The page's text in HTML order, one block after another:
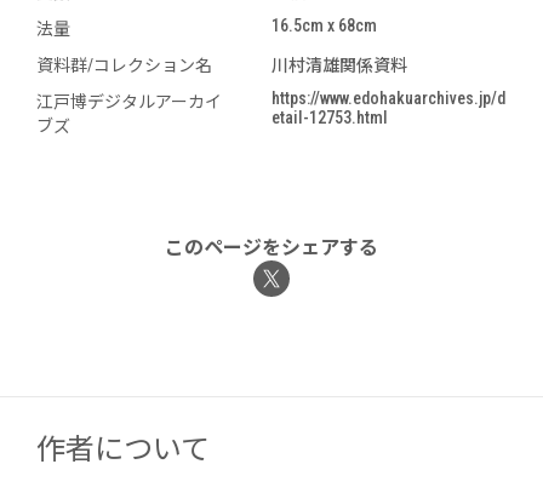
法量
16.5cm x 68cm
資料群/コレクション名
川村清雄関係資料
江戸博デジタルアーカイ
ブズ
https://www.edohakuarchives.jp/d
etail-12753.html
このページをシェアする
作者について